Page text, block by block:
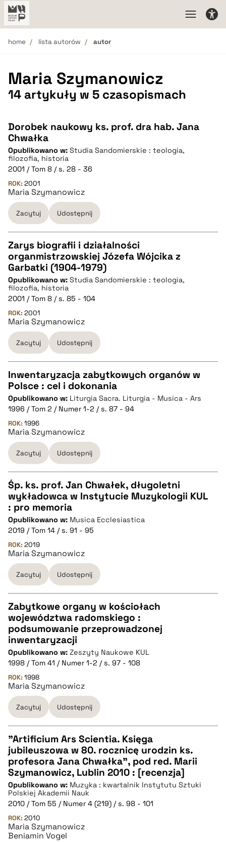
home lista autorów autor
Maria Szymanowicz
14 artykuły w 5 czasopismach
Dorobek naukowy ks. prof. dra hab. Jana
Chwałka
Opublikowano w: Studia Sandomierskie : teologia,
filozofia, historia
2001 / Tom 8 / s. 28 - 36
ROK: 2001
Maria Szymanowicz
Zacytuj Udostępnij
CZYSTY TEKST
pobierz cytat
BIBTEX
pobierz cytat
Zarys biografii i działalności
organmistrzowskiej Józefa Wójcika z
Garbatki (1904-1979)
Opublikowano w: Studia Sandomierskie : teologia,
filozofia, historia
2001 / Tom 8 / s. 85 - 104
ROK: 2001
Maria Szymanowicz
Zacytuj Udostępnij
CZYSTY TEKST
pobierz cytat
BIBTEX
pobierz cytat
Inwentaryzacja zabytkowych organów w
Polsce : cel i dokonania
Opublikowano w: Liturgia Sacra. Liturgia - Musica - Ars
1996 / Tom 2 / Numer 1-2 / s. 87 - 94
ROK: 1996
Maria Szymanowicz
Zacytuj Udostępnij
CZYSTY TEKST
pobierz cytat
BIBTEX
pobierz cytat
Śp. ks. prof. Jan Chwałek, długoletni
wykładowca w Instytucie Muzykologii KUL
: pro memoria
Opublikowano w: Musica Ecclesiastica
2019 / Tom 14 / s. 91 - 95
ROK: 2019
Maria Szymanowicz
Zacytuj Udostępnij
CZYSTY TEKST
pobierz cytat
BIBTEX
pobierz cytat
Zabytkowe organy w kościołach
województwa radomskiego :
podsumowanie przeprowadzonej
inwentaryzacji
Opublikowano w: Zeszyty Naukowe KUL
1998 / Tom 41 / Numer 1-2 / s. 97 - 108
ROK: 1998
Maria Szymanowicz
Zacytuj Udostępnij
CZYSTY TEKST
pobierz cytat
BIBTEX
"Artificium Ars Scientia. Księga
jubileuszowa w 80. rocznicę urodzin ks.
profesora Jana Chwałka", pod red. Marii
Szymanowicz, Lublin 2010 : [recenzja]
Opublikowano w: Muzyka : kwartalnik Instytutu Sztuki
Polskiej Akademii Nauk
2010 / Tom 55 / Numer 4 (219) / s. 98 - 101
ROK: 2010
Maria Szymanowicz
Beniamin Vogel